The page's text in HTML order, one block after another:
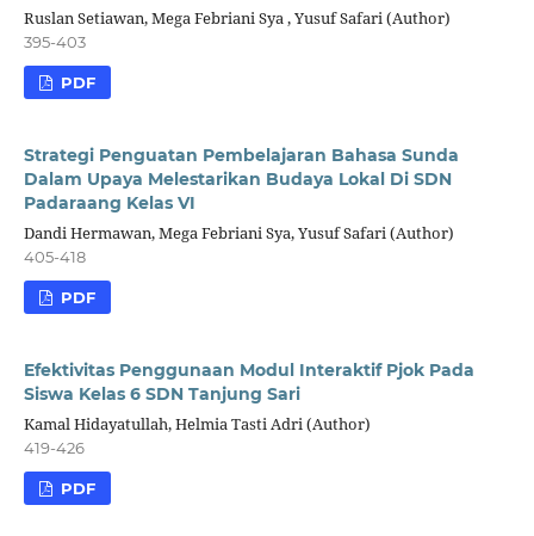
Ruslan Setiawan, Mega Febriani Sya , Yusuf Safari (Author)
395-403
PDF
Strategi Penguatan Pembelajaran Bahasa Sunda
Dalam Upaya Melestarikan Budaya Lokal Di SDN
Padaraang Kelas VI
Dandi Hermawan, Mega Febriani Sya, Yusuf Safari (Author)
405-418
PDF
Efektivitas Penggunaan Modul Interaktif Pjok Pada
Siswa Kelas 6 SDN Tanjung Sari
Kamal Hidayatullah, Helmia Tasti Adri (Author)
419-426
PDF